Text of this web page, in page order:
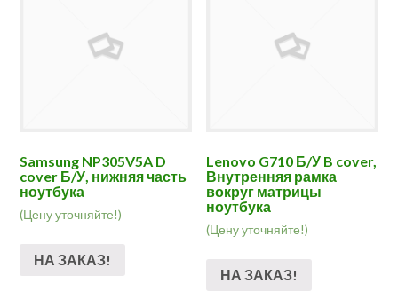
Samsung NP305V5A D
cover Б/У, нижняя часть
ноутбука
(Цену уточняйте!)
НА ЗАКАЗ!
Lenovo G710 Б/У B cover,
Внутренняя рамка
вокруг матрицы
ноутбука
(Цену уточняйте!)
НА ЗАКАЗ!